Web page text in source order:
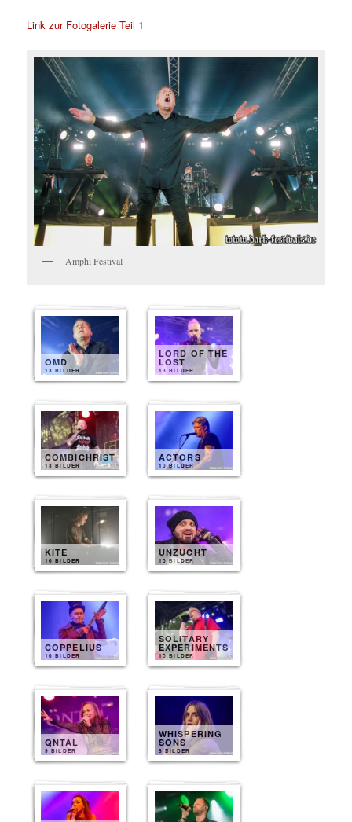
Link zur Fotogalerie Teil 1
Amphi Festival
OMD
13 BILDER
LORD OF THE
LOST
13 BILDER
COMBICHRIST
13 BILDER
ACTORS
10 BILDER
KITE
10 BILDER
UNZUCHT
10 BILDER
COPPELIUS
10 BILDER
SOLITARY
EXPERIMENTS
10 BILDER
QNTAL
9 BILDER
WHISPERING
SONS
8 BILDER